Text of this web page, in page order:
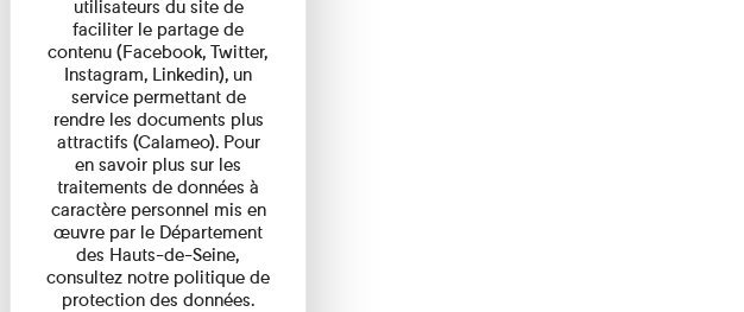
utilisateurs du site de
faciliter le partage de
contenu (Facebook, Twitter,
Instagram, Linkedin), un
service permettant de
rendre les documents plus
attractifs (Calameo). Pour
en savoir plus sur les
traitements de données à
caractère personnel mis en
œuvre par le Département
des Hauts-de-Seine,
consultez notre politique de
protection des données.